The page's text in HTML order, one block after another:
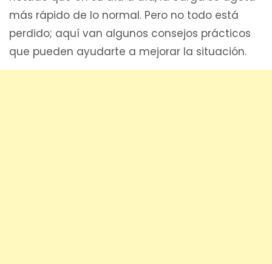
más rápido de lo normal. Pero no todo está
perdido; aquí van algunos consejos prácticos
que pueden ayudarte a mejorar la situación.